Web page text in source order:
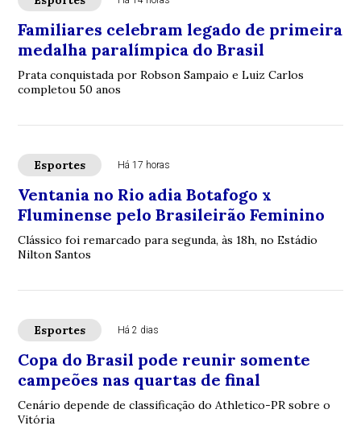
Familiares celebram legado de primeira
medalha paralímpica do Brasil
Prata conquistada por Robson Sampaio e Luiz Carlos
completou 50 anos
Esportes Há 17 horas
Ventania no Rio adia Botafogo x
Fluminense pelo Brasileirão Feminino
Clássico foi remarcado para segunda, às 18h, no Estádio
Nilton Santos
Esportes Há 2 dias
Copa do Brasil pode reunir somente
campeões nas quartas de final
Cenário depende de classificação do Athletico-PR sobre o
Vitória